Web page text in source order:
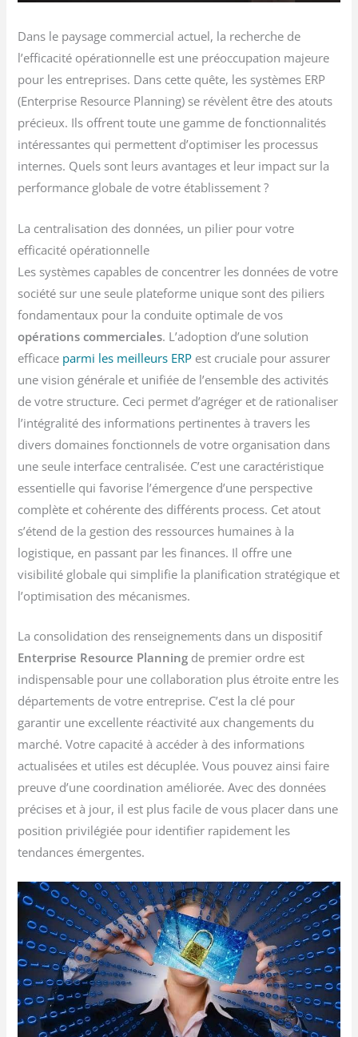
Dans le paysage commercial actuel, la recherche de
l’efficacité opérationnelle est une préoccupation majeure
pour les entreprises. Dans cette quête, les systèmes ERP
(Enterprise Resource Planning) se révèlent être des atouts
précieux. Ils offrent toute une gamme de fonctionnalités
intéressantes qui permettent d’optimiser les processus
internes. Quels sont leurs avantages et leur impact sur la
performance globale de votre établissement ?
La centralisation des données, un pilier pour votre
efficacité opérationnelle
Les systèmes capables de concentrer les données de votre
société sur une seule plateforme unique sont des piliers
fondamentaux pour la conduite optimale de vos
opérations commerciales. L’adoption d’une solution
efficace parmi les meilleurs ERP est cruciale pour assurer
une vision générale et unifiée de l’ensemble des activités
de votre structure. Ceci permet d’agréger et de rationaliser
l’intégralité des informations pertinentes à travers les
divers domaines fonctionnels de votre organisation dans
une seule interface centralisée. C’est une caractéristique
essentielle qui favorise l’émergence d’une perspective
complète et cohérente des différents process. Cet atout
s’étend de la gestion des ressources humaines à la
logistique, en passant par les finances. Il offre une
visibilité globale qui simplifie la planification stratégique et
l’optimisation des mécanismes.
La consolidation des renseignements dans un dispositif
Enterprise Resource Planning de premier ordre est
indispensable pour une collaboration plus étroite entre les
départements de votre entreprise. C’est la clé pour
garantir une excellente réactivité aux changements du
marché. Votre capacité à accéder à des informations
actualisées et utiles est décuplée. Vous pouvez ainsi faire
preuve d’une coordination améliorée. Avec des données
précises et à jour, il est plus facile de vous placer dans une
position privilégiée pour identifier rapidement les
tendances émergentes.